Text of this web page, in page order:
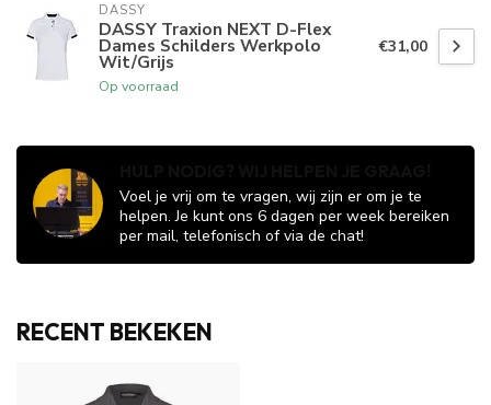
DASSY
DASSY Traxion NEXT D-Flex
Dames Schilders Werkpolo
Wit/Grijs
Op voorraad
€31,00
Voel je vrij om te vragen, wij zijn er om je te
helpen. Je kunt ons 6 dagen per week bereiken
per mail, telefonisch of via de chat!
RECENT BEKEKEN